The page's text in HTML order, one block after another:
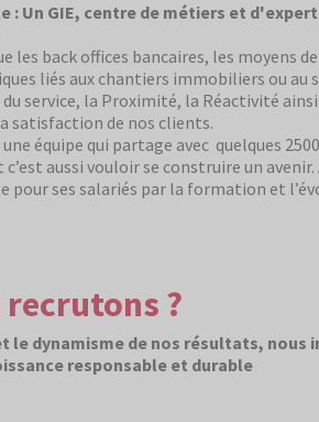
: Un GIE, centre de métiers et
les back offices bancaires, les moyens
liés aux chantiers immobiliers ou
service, la Proximité, la Réactivité
satisfaction de nos clients.
équipe qui partage avec quelques
aussi vouloir se construire un
pour ses salariés par la formation et
recrutons ?
dynamisme de nos résultats, nous
responsable et durable